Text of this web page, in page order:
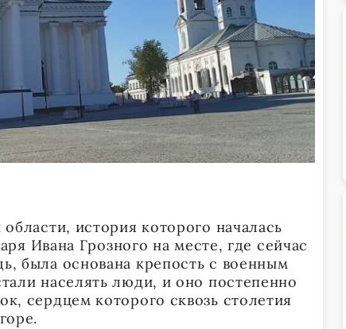
история которого началась
Ивана Грозного на месте, где сейчас
была основана крепость с военным
населять люди, и оно постепенно
сердцем которого сквозь столетия